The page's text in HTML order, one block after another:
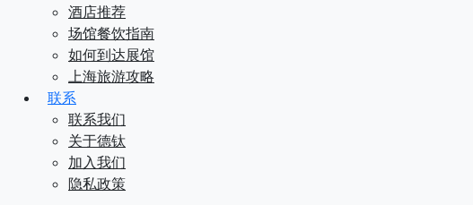
酒店推荐
场馆餐饮指南
如何到达展馆
上海旅游攻略
联系
联系我们
关于德钛
加入我们
隐私政策